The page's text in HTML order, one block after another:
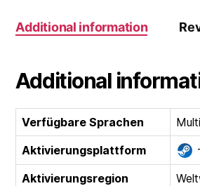
Additional information
Additional
Verfügbare Sprachen
Aktivierungsplattform
Aktivierungsregion